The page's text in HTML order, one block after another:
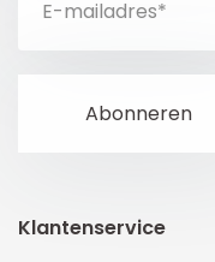
Klantenservice